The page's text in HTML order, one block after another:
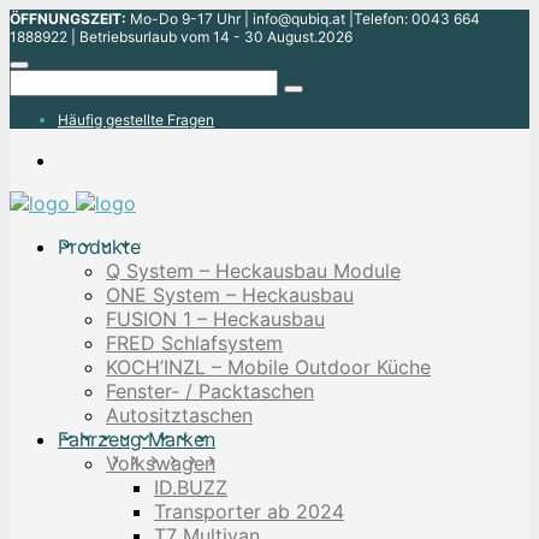
ÖFFNUNGSZEIT: Mo-Do 9-17 Uhr | info@qubiq.at |Telefon: 0043 664
1888922 | Betriebsurlaub vom 14 - 30 August.2026
Häufig gestellte Fragen
Produkte
Q System – Heckausbau Module
ONE System – Heckausbau
FUSION 1 – Heckausbau
FRED Schlafsystem
KOCH’INZL – Mobile Outdoor Küche
Fenster- / Packtaschen
Autositztaschen
Fahrzeug Marken
Volkswagen
ID.BUZZ
Transporter ab 2024